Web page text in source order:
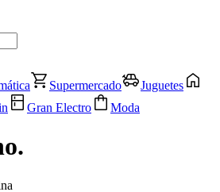
Supermercado
Juguetes
Gran Electro Moda